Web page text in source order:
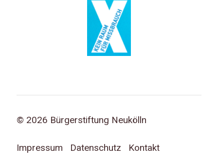
© 2026 Bürgerstiftung Neukölln
Impressum Datenschutz Kontakt